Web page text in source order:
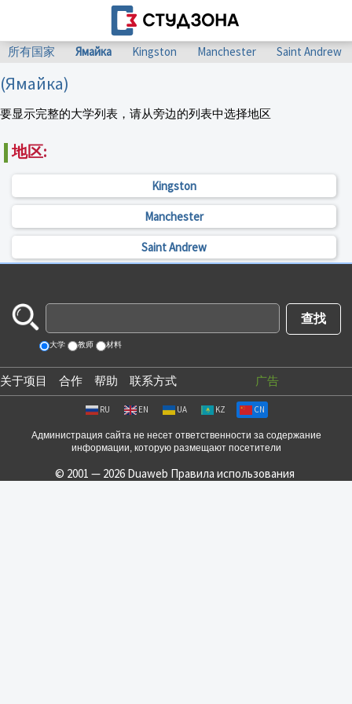
所有国家 Ямайка Kingston Manchester Saint Andrew
(Ямайка)
要显示完整的大学列表，请从旁边的列表中选择地区
地区:
Kingston
Manchester
Saint Andrew
大学 教师 材料
关于项目 合作 帮助 联系方式 广告
RU EN UA KZ CN
Администрация сайта не несет ответственности за содержание
информации, которую размещают посетители
© 2001 — 2026 Duaweb Правила использования